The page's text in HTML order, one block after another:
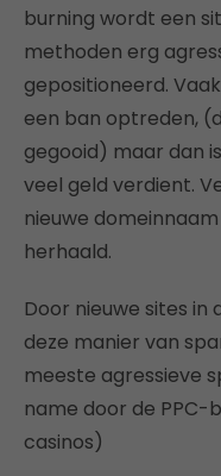
burning wordt een
methoden erg
gepositioneerd.
een ban optreden,
gegooid) maar dan
veel geld verdient.
nieuwe
herhaald.
Door nieuwe sites
deze manier van
meeste agressieve
name door de PPC-
casinos)